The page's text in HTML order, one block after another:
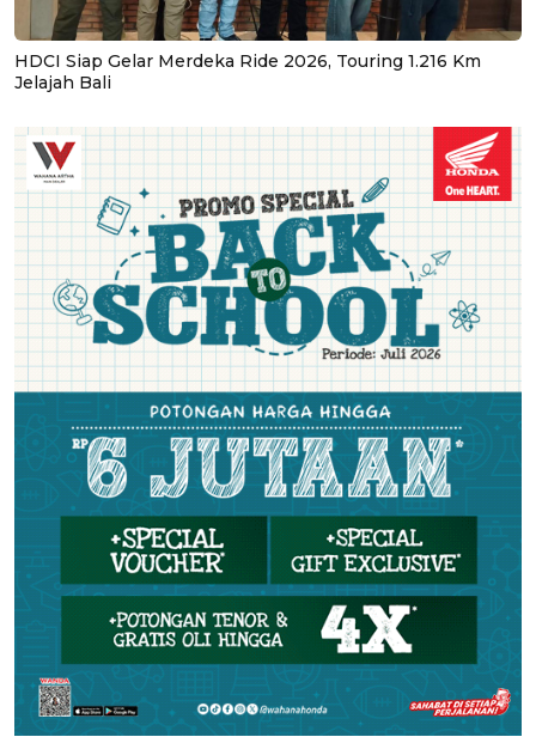
HDCI Siap Gelar Merdeka Ride 2026, Touring 1.216 Km
Jelajah Bali